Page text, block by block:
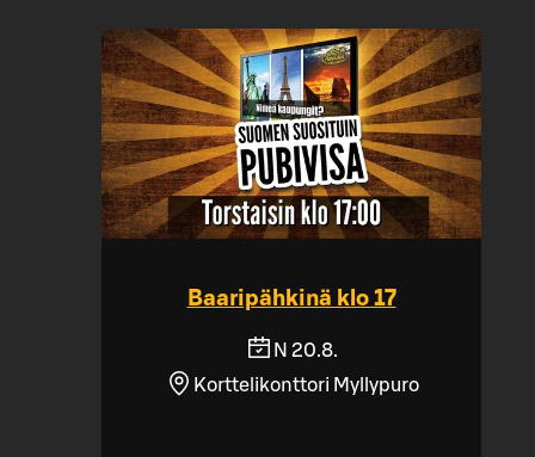
Baaripähkinä klo 17
N 20.8.
Korttelikonttori Myllypuro